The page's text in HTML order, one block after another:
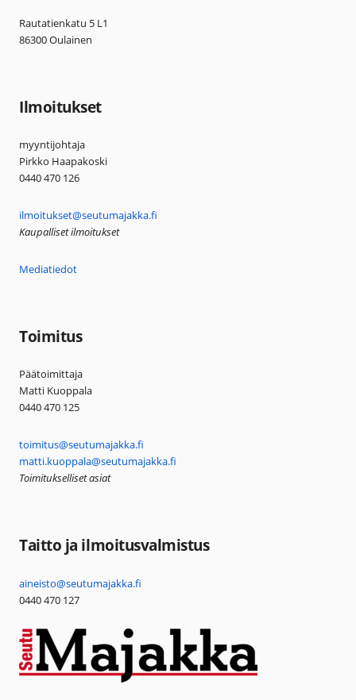
Rautatienkatu 5 L1
86300 Oulainen
Ilmoitukset
myyntijohtaja
Pirkko Haapakoski
0440 470 126
ilmoitukset@seutumajakka.fi
Kaupalliset ilmoitukset
Mediatiedot
Toimitus
Päätoimittaja
Matti Kuoppala
0440 470 125
toimitus@seutumajakka.fi
matti.kuoppala@seutumajakka.fi
Toimitukselliset asiat
Taitto ja ilmoitusvalmistus
aineisto@seutumajakka.fi
0440 470 127